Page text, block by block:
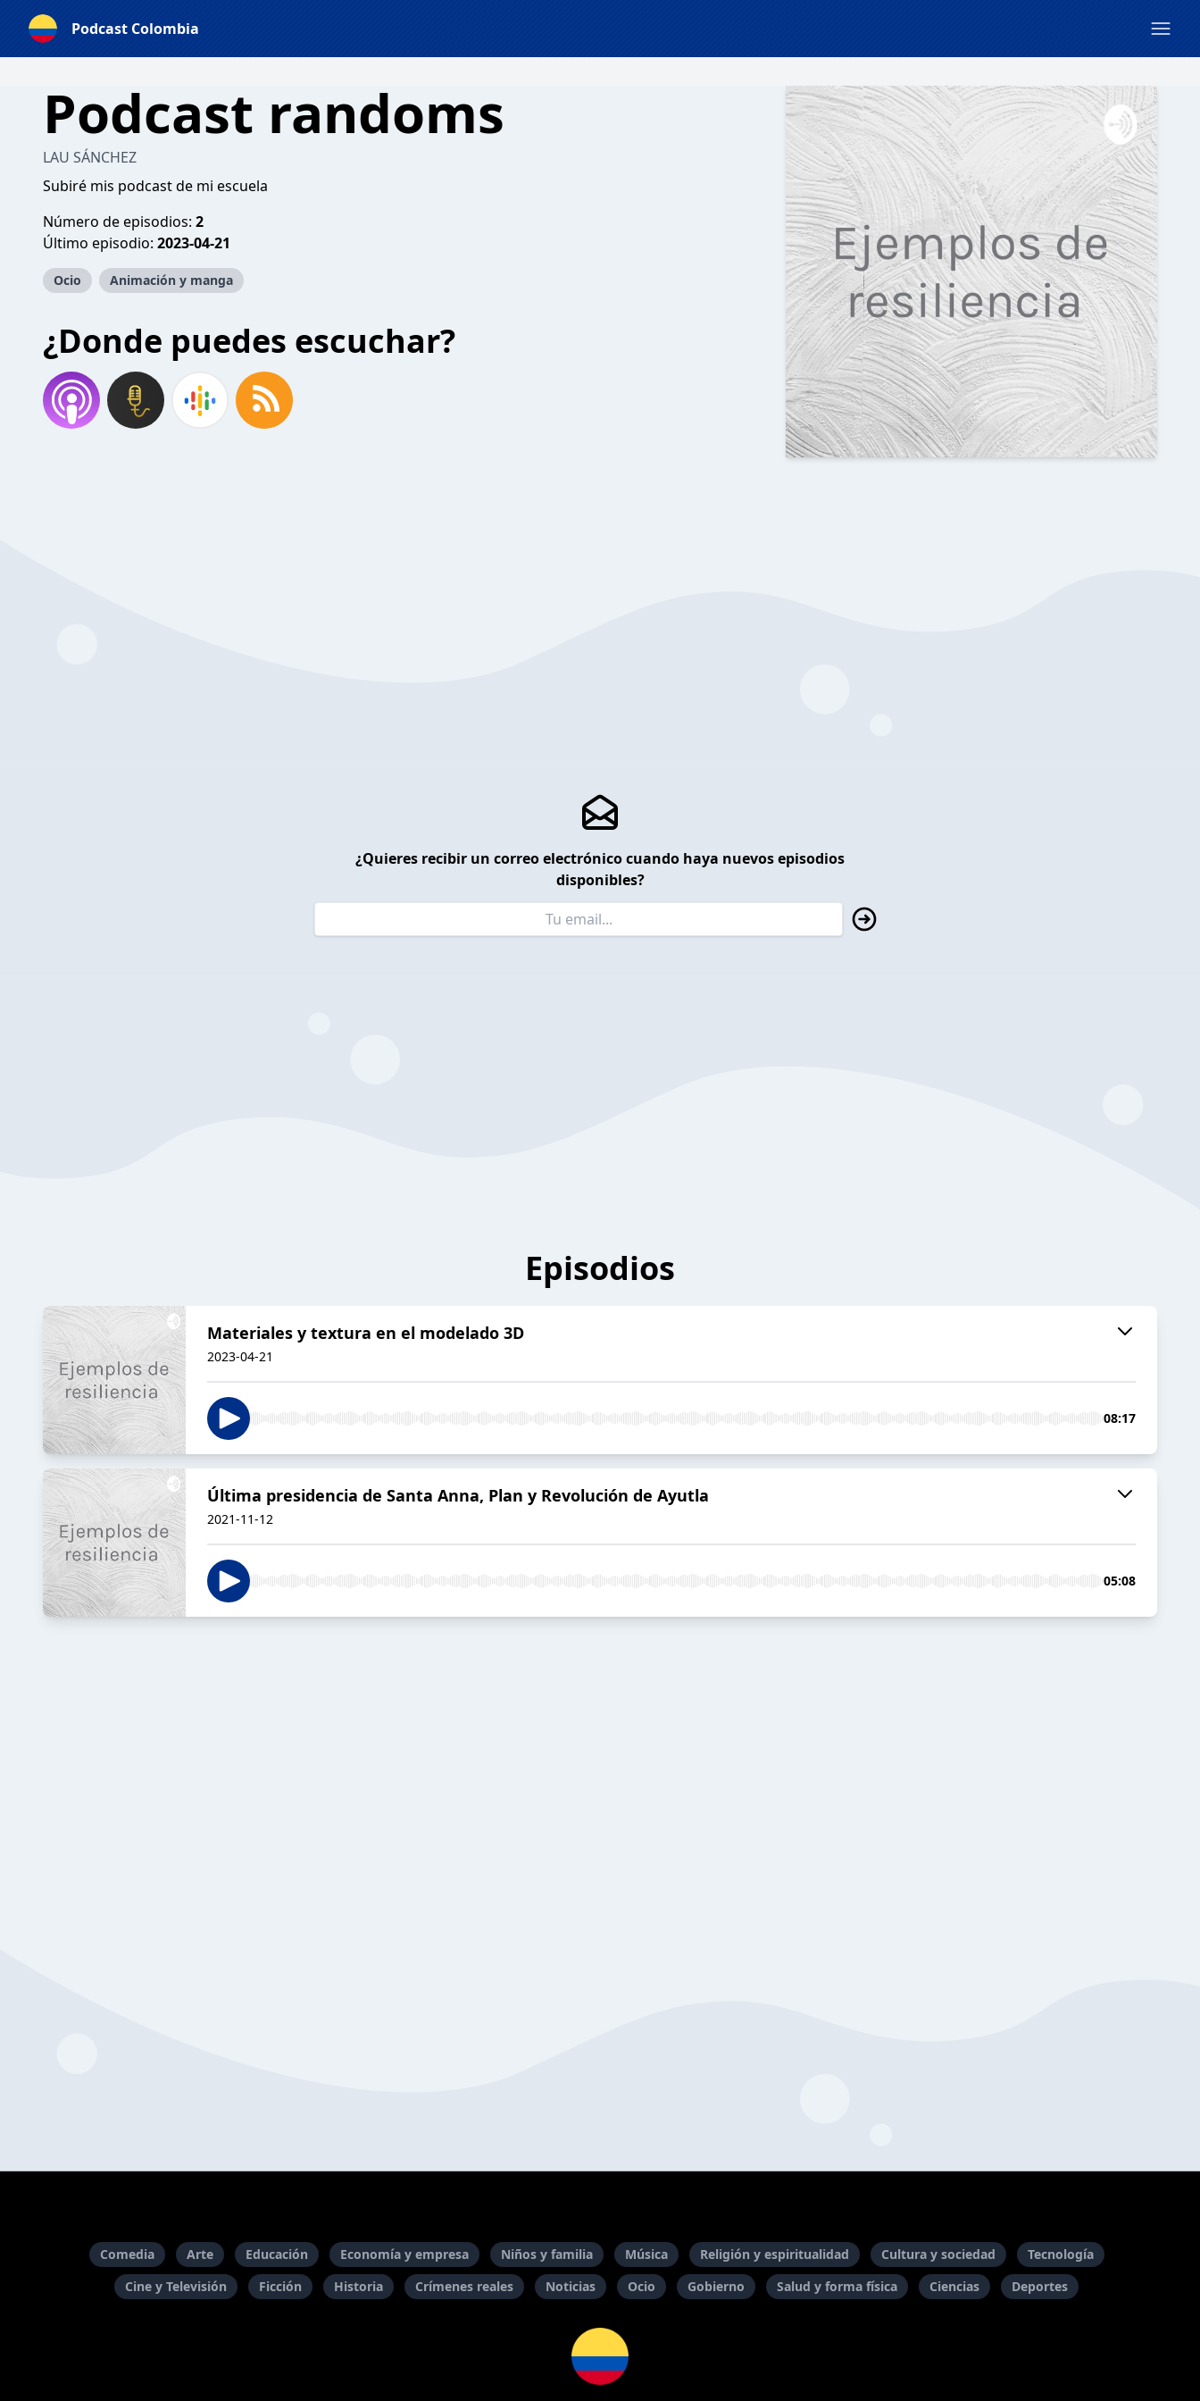
Podcast Colombia
Podcast randoms
LAU SÁNCHEZ
Subiré mis podcast de mi escuela
Número de episodios: 2
Último episodio: 2023-04-21
Ocio Animación y manga
¿Donde puedes escuchar?
¿Quieres recibir un correo electrónico cuando haya nuevos episodios
disponibles?
Episodios
Materiales y textura en el modelado 3D
2023-04-21
08:17
Última presidencia de Santa Anna, Plan y Revolución de Ayutla
2021-11-12
05:08
Comedia Arte Educación Economía y empresa Niños y familia Música Religión y espiritualidad Cultura y sociedad
Tecnología
Cine y Televisión
Ficción Historia Crímenes reales Noticias Ocio Gobierno Salud y forma física Ciencias Deportes